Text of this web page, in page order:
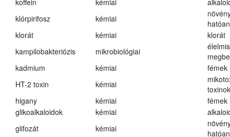
koffein
kémiai
klórpirifosz
kémiai
klorát
kémiai
klorát
kampilobakteriózis
mikrobiológiai
kadmium
kémiai
fémek
HT-2 toxin
kémiai
toxinok
higany
kémiai
fémek
glikoalkaloidok
kémiai
glifozát
kémiai